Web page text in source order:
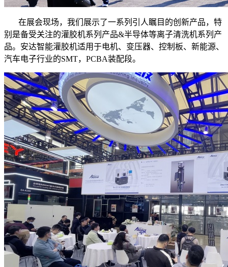
在展会现场，我们展示了一系列引人瞩目的创新产品，特
别是备受关注的灌胶机系列产品&半导体等离子清洗机系列产
品。安达智能灌胶机适用于电机、变压器、控制板、新能源、
汽车电子行业的SMT，PCBA装配段。